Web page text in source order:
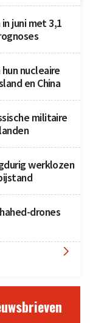
juni met 3,1
nucleaire
en China
militaire
werklozen
drones
